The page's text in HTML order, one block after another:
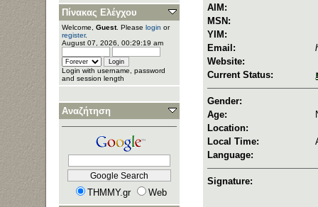
Πίνακας Ελέγχου
Welcome, Guest. Please login or
register.
August 07, 2026, 00:29:19 am
Login with username, password
and session length
Αναζήτηση
THMMY.gr
Web
AIM:
MSN:
YIM:
Email:
Website:
Current Status:
Gender:
Age:
Location:
Local Time:
Language:
Signature: